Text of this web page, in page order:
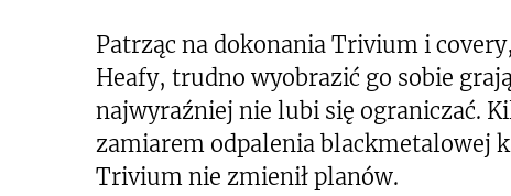
Patrząc na dokonania Trivium i
Heafy, trudno wyobrazić go sobie
najwyraźniej nie lubi się ograniczać.
zamiarem odpalenia blackmetalowej
Trivium nie zmienił planów.